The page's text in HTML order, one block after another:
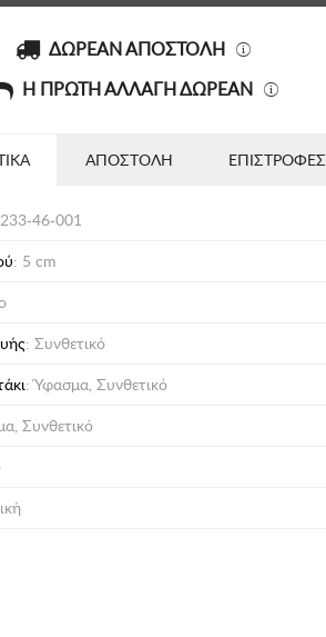
ΔΩΡΕΑΝ ΑΠΟΣΤΟΛΗ
Η ΠΡΩΤΗ ΑΛΛΑΓΗ ΔΩΡΕΑΝ
ΑΠΟΣΤΟΛΗ ΕΠΙΣΤΡΟΦΕΣ
46-001
: 5 cm
: Συνθετικό
: Ύφασμα, Συνθετικό
Συνθετικό